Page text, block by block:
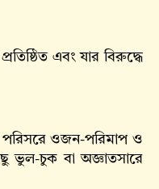
এবং যার বিরুদ্ধে
পরিসরে ওজন-পরিমাপ ও
ভুল-চুক বা অজ্ঞাতসারে